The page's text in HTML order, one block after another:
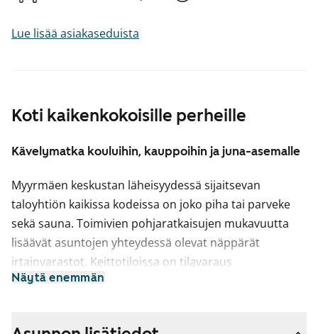
Koti kaikenkokoisille perheille
Kävelymatka kouluihin, kauppoihin ja juna-asemalle
Myyrmäen keskustan läheisyydessä sijaitsevan
taloyhtiön kaikissa kodeissa on joko piha tai parveke
sekä sauna. Toimivien pohjaratkaisujen mukavuutta
lisäävät asuntojen yhteydessä olevat näppärät
irtainvarastot. Keittotiloissa on tilavaraus
astianpesukoneelle ja toiselle kylmäkalusteelle ja
Näytä enemmän
Lue lisää asiakaseduista